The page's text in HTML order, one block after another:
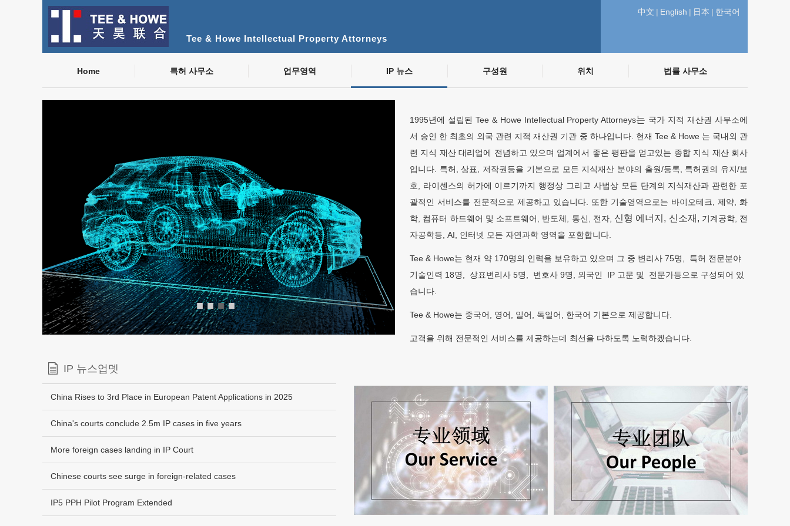
Tee & Howe Intellectual Property Attorneys
中文 | English | 日本 | 한국어
Home 특허 사무소 업무영역 IP 뉴스 구성원 위치 법률 사무소
■ ■ ■ ■
1995년에 설립된 Tee & Howe Intellectual Property Attorneys는 국가 지적 재산권 사무소에
서 승인 한 최초의 외국 관련 지적 재산권 기관 중 하나입니다. 현재 Tee & Howe 는 국내외 관
련 지식 재산 대리업에 전념하고 있으며 업계에서 좋은 평판을 얻고있는 종합 지식 재산 회사
입니다. 특허, 상표, 저작권등을 기본으로 모든 지식재산 분야의 출원/등록, 특허권의 유지/보
호, 라이센스의 허가에 이르기까지 행정상 그리고 사법상 모든 단계의 지식재산과 관련한 포
괄적인 서비스를 전문적으로 제공하고 있습니다. 또한 기술영역으로는 바이오테크, 제약, 화
학, 컴퓨터 하드웨어 및 소프트웨어, 반도체, 통신, 전자, 신형 에너지, 신소재, 기계공학, 전
자공학등, AI, 인터넷 모든 자연과학 영역을 포함합니다.
Tee & Howe는 현재 약 170명의 인력을 보유하고 있으며 그 중 변리사 75명, 특허 전문분야
기술인력 18명, 상표변리사 5명, 변호사 9명, 외국인 IP 고문 및 전문가등으로 구성되어 있
습니다.
Tee & Howe는 중국어, 영어, 일어, 독일어, 한국어 기본으로 제공합니다.
고객을 위해 전문적인 서비스를 제공하는데 최선을 다하도록 노력하겠습니다.
IP 뉴스업뎃
China Rises to 3rd Place in European Patent Applications in 2025
China's courts conclude 2.5m IP cases in five years
More foreign cases landing in IP Court
Chinese courts see surge in foreign-related cases
IP5 PPH Pilot Program Extended